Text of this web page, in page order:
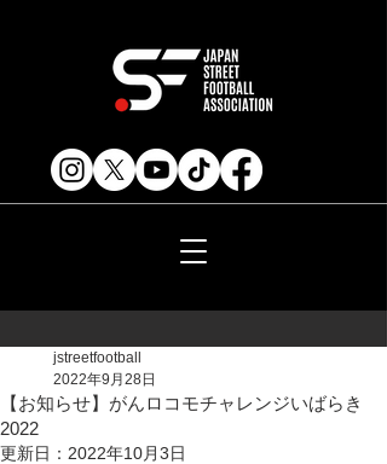
【お知らせ】がんロコモチャレンジいばらき
2022
jstreetfootball
2022年9月28日
更新日： 2022年10月3日